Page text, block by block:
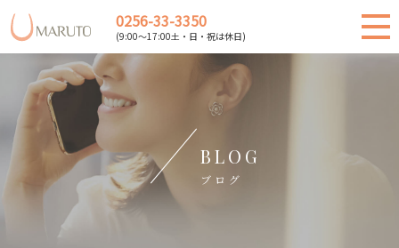
0256-33-3350
(9:00～17:00土・日・祝は休日)
BLOG
ブログ